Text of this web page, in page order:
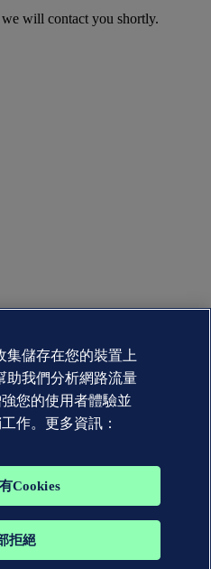
will contact you shortly.
集儲存在您的裝置上
助我們分析網路流量
您的使用者體驗並
作。更多資訊：
Cookies
拒絕